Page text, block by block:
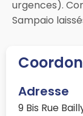
urgences).
Sampaio
Adresse
9 Bis Rue